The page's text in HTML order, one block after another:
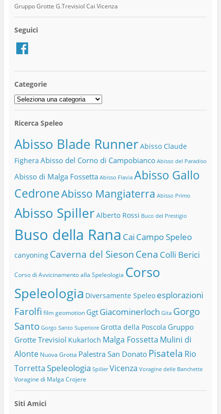
Gruppo Grotte G.Trevisiol Cai Vicenza
Seguici
Facebook
Categorie
Categorie
Ricerca Speleo
Abisso Blade RunnerAbisso Claude
Fighera Abisso del Corno di Campobianco Abisso del Paradiso
Abisso di Malga Fossetta Abisso Flavia Abisso Gallo
CedroneAbisso Mangiaterra Abisso Primo
Abisso SpillerAlberto Rossi Buco del Prestigio
Buso della Rana Cai Campo Speleo
canyoning Caverna del Sieson Cena Colli Berici
Corso di Avvicinamento alla Speleologia Corso
Speleologia Diversamente Speleo esplorazioni
Farolfi film geomotion Ggt Giacominerloch Gita Gorgo
Santo Gorgo Santo Superiore Grotta della Poscola Gruppo
Grotte Trevisiol Kukarloch Malga Fossetta Mulini di
Alonte Nuova Grotta Palestra San Donato Pisatela Rio
TorrettaSpeleologia Spiller Vicenza Voragine delle Banchette
Voragine di Malga Crojere
Siti Amici